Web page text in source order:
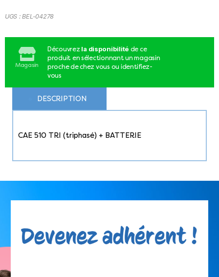
Magasin
Découvrez la disponibilité de ce
produit en sélectionnant un magasin
proche de chez vous ou identifiez-
vous
UGS :BEL-04278
DESCRIPTION
CAE 510 TRI (triphasé) + BATTERIE